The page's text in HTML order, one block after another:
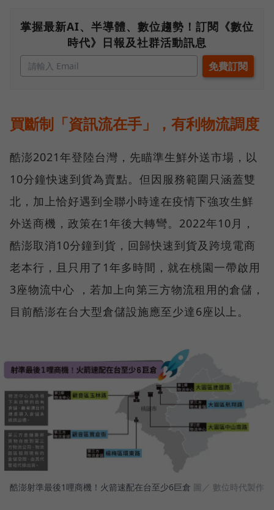
掌握最新AI、半導體、數位趨勢！訂閱《數位
時代》日報及社群活動訊息
買斷制「資訊流在手」，有利物流調度
酷澎2021年登陸台灣，先瞄準生鮮外送市場，以
10分鐘快速到貨為賣點。但因服務範圍只涵蓋雙
北，加上恰好遇到全聯小時達在疫情下強攻生鮮
外送商機，政策在1年後大轉彎。2022年10月，
酷澎取消10分鐘到貨，回歸快速到貨及跨境電商
老本行，且只用了1年多時間，就在桃園一帶啟用
3座物流中心 ，若加上向第三方物流租用的倉儲，
目前酷澎在台大型倉儲設施應至少達6座以上。
酷澎射準最後1哩商機！火箭速配在台至少6巨倉 圖／ 數位時代製作